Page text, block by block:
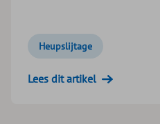
Heupslijtage
Lees dit artikel